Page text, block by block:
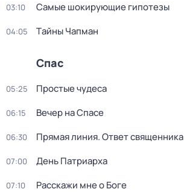
03:10 Самые шoкиpующие гипотезы
04:05 Тaйны Чапман
Спас
05:25 Простые чудеса
06:15 Вечер на Спасе
06:30 Прямая линия. Ответ священника
07:00 Дeнь Патриаpха
07:10 Расскажи мне о Боге